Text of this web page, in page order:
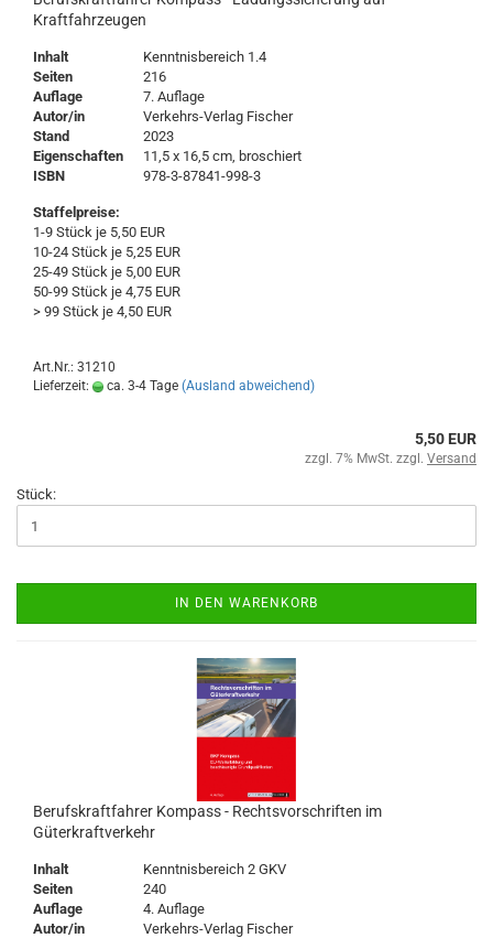
Kraftfahrzeugen
Inhalt
Kenntnisbereich 1.4
Seiten
216
Auflage
7. Auflage
Autor/in
Verkehrs-Verlag Fischer
Stand
2023
Eigenschaften
11,5 x 16,5 cm, broschiert
ISBN
978-3-87841-998-3
Staffelpreise:
1-9 Stück je 5,50 EUR
10-24 Stück je 5,25 EUR
25-49 Stück je 5,00 EUR
50-99 Stück je 4,75 EUR
> 99 Stück je 4,50 EUR
Art.Nr.: 31210
Lieferzeit:
ca. 3-4 Tage (Ausland abweichend)
5,50 EUR
zzgl. 7% MwSt. zzgl. Versand
Stück:
IN DEN WARENKORB
Berufskraftfahrer Kompass - Rechtsvorschriften im
Güterkraftverkehr
Inhalt
Kenntnisbereich 2 GKV
Seiten
240
Auflage
4. Auflage
Autor/in
Verkehrs-Verlag Fischer